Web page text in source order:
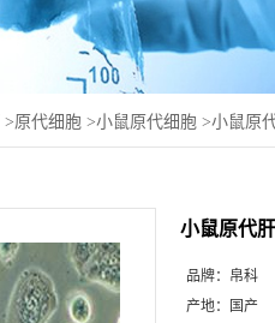
>原代细胞 >小鼠原代细胞 >小鼠原
小鼠原代
品牌： 帛科
产地：
国产